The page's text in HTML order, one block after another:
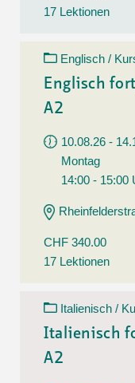
17 Lektionen
Englisch /
Englisch
A2
10.08.26 -
Montag
14:00 - 15:00
CHF 340.00
17 Lektionen
Italienisch /
Italienisch
A2